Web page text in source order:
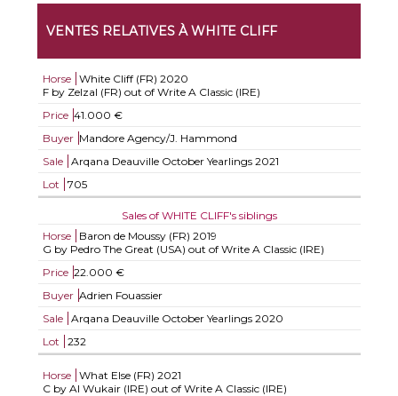
VENTES RELATIVES À WHITE CLIFF
Horse White Cliff (FR) 2020
F by Zelzal (FR) out of Write A Classic (IRE)
Price 41.000 €
Buyer Mandore Agency/J. Hammond
Sale
Arqana Deauville October Yearlings 2021
Lot
705
Sales of WHITE CLIFF's siblings
Horse
Baron de Moussy (FR) 2019
G by Pedro The Great (USA) out of Write A Classic (IRE)
Price 22.000 €
Buyer Adrien Fouassier
Sale
Arqana Deauville October Yearlings 2020
Lot
232
Horse What Else (FR) 2021
C by Al Wukair (IRE) out of Write A Classic (IRE)